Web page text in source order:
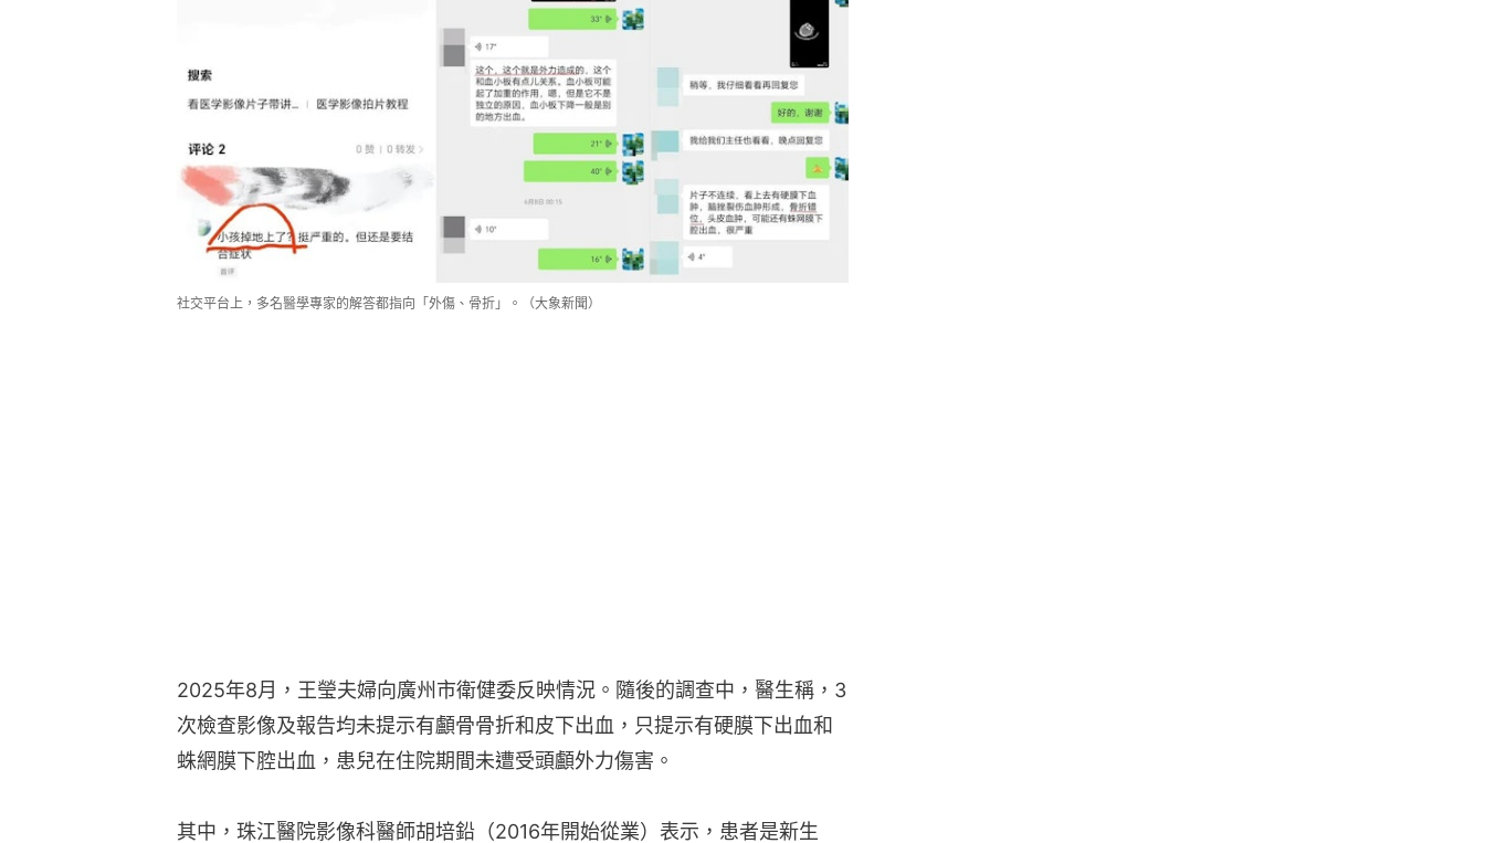
社交平台上，多名醫學專家的解答都指向「外傷、骨折」。（大象新聞）
2025年8月，王瑩夫婦向廣州市衛健委反映情況。隨後的調查中，醫生稱，3
次檢查影像及報告均未提示有顱骨骨折和皮下出血，只提示有硬膜下出血和
蛛網膜下腔出血，患兒在住院期間未遭受頭顱外力傷害。
其中，珠江醫院影像科醫師胡培鉛（2016年開始從業）表示，患者是新生